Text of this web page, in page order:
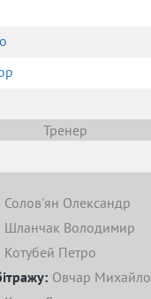
Тренер
Солов'ян Олександр
Шланчак Володимир
Котубей Петро
Овчар Михайло